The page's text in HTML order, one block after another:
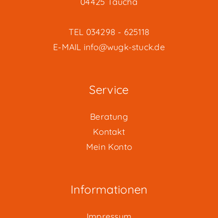
TEL 034298 - 625118
E-MAIL info@wugk-stuck.de
Service
Beratung
Kontakt
Mein Konto
Informationen